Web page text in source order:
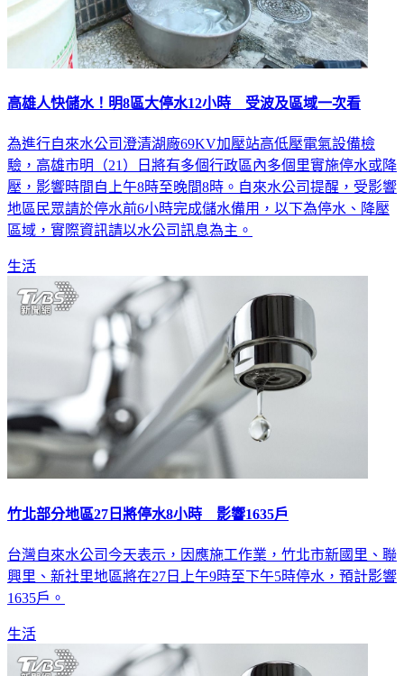
高雄人快儲水！明8區大停水12小時 受波及區域一次看
為進行自來水公司澄清湖廠69KV加壓站高低壓電氣設備檢
驗，高雄市明（21）日將有多個行政區內多個里實施停水或降
壓，影響時間自上午8時至晚間8時。自來水公司提醒，受影響
地區民眾請於停水前6小時完成儲水備用，以下為停水、降壓
區域，實際資訊請以水公司訊息為主。
生活
竹北部分地區27日將停水8小時 影響1635戶
台灣自來水公司今天表示，因應施工作業，竹北市新國里、聯
興里、新社里地區將在27日上午9時至下午5時停水，預計影響
1635戶。
生活